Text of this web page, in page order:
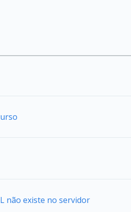
não existe no servidor